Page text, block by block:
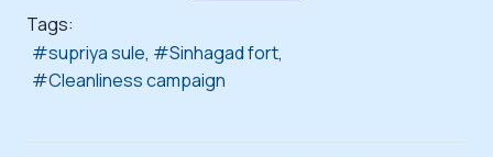
Tags:
supriya sule
Sinhagad fort
Cleanliness campaign